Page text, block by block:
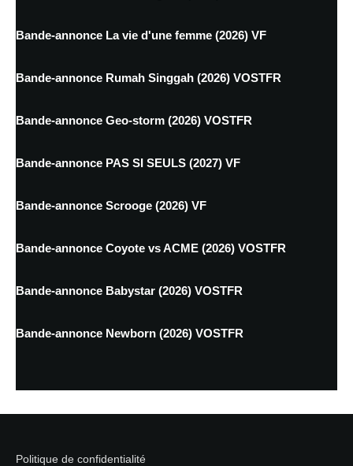
Bande-annonce La vie d'une femme (2026) VF
Bande-annonce Rumah Singgah (2026) VOSTFR
Bande-annonce Geo-storm (2026) VOSTFR
Bande-annonce PAS SI SEULS (2027) VF
Bande-annonce Scrooge (2026) VF
Bande-annonce Coyote vs ACME (2026) VOSTFR
Bande-annonce Babystar (2026) VOSTFR
Bande-annonce Newborn (2026) VOSTFR
Politique de confidentialité